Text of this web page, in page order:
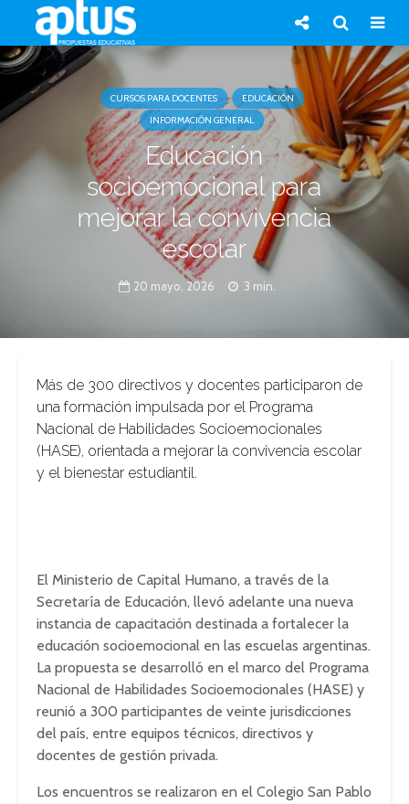
CURSOS PARA DOCENTES
EDUCACIÓN
INFORMACIÓN GENERAL
Educación
socioemocional para
mejorar la convivencia
escolar
20 mayo, 2026 3 min.
Más de 300 directivos y docentes participaron de
una formación impulsada por el Programa
Nacional de Habilidades Socioemocionales
(HASE), orientada a mejorar la convivencia escolar
y el bienestar estudiantil.
El Ministerio de Capital Humano, a través de la
Secretaría de Educación, llevó adelante una nueva
instancia de capacitación destinada a fortalecer la
educación socioemocional en las escuelas argentinas.
La propuesta se desarrolló en el marco del Programa
Nacional de Habilidades Socioemocionales (HASE) y
reunió a 300 participantes de veinte jurisdicciones
del país, entre equipos técnicos, directivos y
docentes de gestión privada.
Los encuentros se realizaron en el Colegio San Pablo